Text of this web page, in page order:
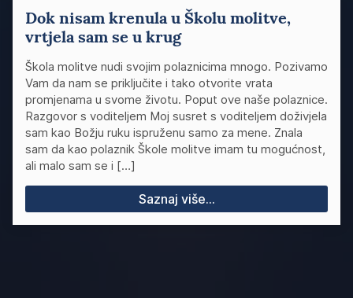
Dok nisam krenula u Školu molitve,
vrtjela sam se u krug
Škola molitve nudi svojim polaznicima mnogo. Pozivamo
Vam da nam se priključite i tako otvorite vrata
promjenama u svome životu. Poput ove naše polaznice.
Razgovor s voditeljem Moj susret s voditeljem doživjela
sam kao Božju ruku ispruženu samo za mene. Znala
sam da kao polaznik Škole molitve imam tu mogućnost,
ali malo sam se i […]
Saznaj više...